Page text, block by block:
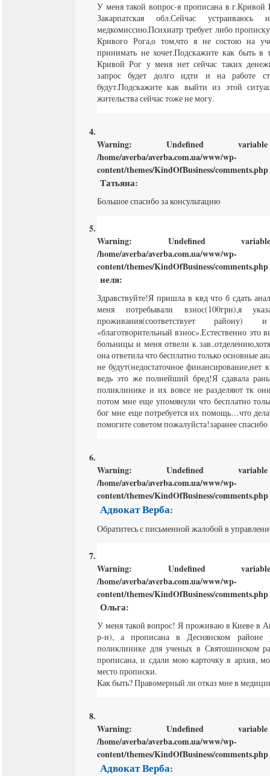
У меня такой вопрос-я прописана в
Закарпатская обл.Сейчас
медкомиссию.Психиатр требует либо
Кривого Рога,о том,что я не состою на
принимать не хочет.Подскажите как быть в
Кривой Рог у меня нет сейчас таких
запрос будет долго идти и на работе
будут.Подскажите как выйти из этой
жительства сейчас тоже не могу.
Warning: Undefined
/home/averba/averba.com.ua/www/wp-
content/themes/KindOfBusiness/comments.php
Татьяна:
Большое спасибо за консультацию
Warning: Undefined
/home/averba/averba.com.ua/www/wp-
content/themes/KindOfBusiness/comments.php
неля:
Здравствуйте!Я пришла в квд что б сдать
меня потребывали взнос(100грн),я
проживания(соответствует району)
«благотворительный взнос».Естественно
больницы и меня отвели к
она ответила что бесплатно только основные
не будут(недостаточное
ведь это же полнейший бред!Я сдавала
поликлинике и их вовсе не разделяют тк
потом мне еще упомянули что бесплатно
бог мне еще потребуется их помощь…что
помогите советом пожалуйста!заранее спасибо
Warning: Undefined
/home/averba/averba.com.ua/www/wp-
content/themes/KindOfBusiness/comments.php
Адвокат Верба:
Обратитесь с письменной жалобой в
Warning: Undefined
/home/averba/averba.com.ua/www/wp-
content/themes/KindOfBusiness/comments.php
Ольга:
У меня такой вопрос! Я проживаю в Киеве в
р-н), а прописана в Деснянском
поликлинике для ученых в Святошинском
прописана, и сдали мою карточку в архив,
место прописки.
Как быть? Правомерный ли отказ мне в
Warning: Undefined
/home/averba/averba.com.ua/www/wp-
content/themes/KindOfBusiness/comments.php
Адвокат Верба: